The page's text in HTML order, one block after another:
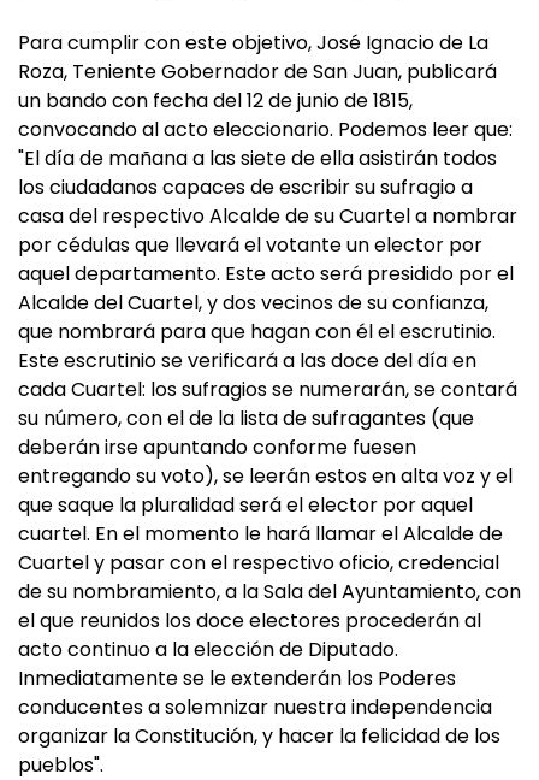
Para cumplir con este objetivo, José Ignacio de La
Roza, Teniente Gobernador de San Juan, publicará
un bando con fecha del 12 de junio de 1815,
convocando al acto eleccionario. Podemos leer que:
"El día de mañana a las siete de ella asistirán todos
los ciudadanos capaces de escribir su sufragio a
casa del respectivo Alcalde de su Cuartel a nombrar
por cédulas que llevará el votante un elector por
aquel departamento. Este acto será presidido por el
Alcalde del Cuartel, y dos vecinos de su confianza,
que nombrará para que hagan con él el escrutinio.
Este escrutinio se verificará a las doce del día en
cada Cuartel: los sufragios se numerarán, se contará
su número, con el de la lista de sufragantes (que
deberán irse apuntando conforme fuesen
entregando su voto), se leerán estos en alta voz y el
que saque la pluralidad será el elector por aquel
cuartel. En el momento le hará llamar el Alcalde de
Cuartel y pasar con el respectivo oficio, credencial
de su nombramiento, a la Sala del Ayuntamiento, con
el que reunidos los doce electores procederán al
acto continuo a la elección de Diputado.
Inmediatamente se le extenderán los Poderes
conducentes a solemnizar nuestra independencia
organizar la Constitución, y hacer la felicidad de los
pueblos".